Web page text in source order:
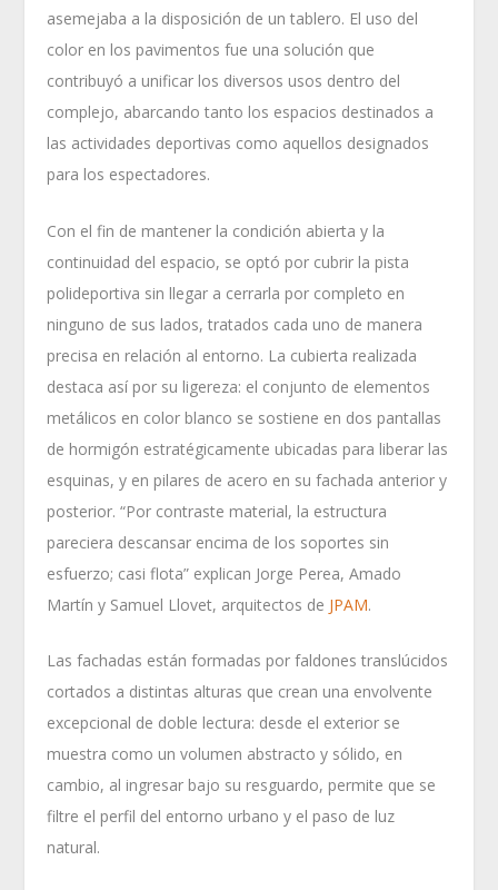
asemejaba a la disposición de un tablero. El uso del
color en los pavimentos fue una solución que
contribuyó a unificar los diversos usos dentro del
complejo, abarcando tanto los espacios destinados a
las actividades deportivas como aquellos designados
para los espectadores.
Con el fin de mantener la condición abierta y la
continuidad del espacio, se optó por cubrir la pista
polideportiva sin llegar a cerrarla por completo en
ninguno de sus lados, tratados cada uno de manera
precisa en relación al entorno. La cubierta realizada
destaca así por su ligereza: el conjunto de elementos
metálicos en color blanco se sostiene en dos pantallas
de hormigón estratégicamente ubicadas para liberar las
esquinas, y en pilares de acero en su fachada anterior y
posterior. “Por contraste material, la estructura
pareciera descansar encima de los soportes sin
esfuerzo; casi flota” explican Jorge Perea, Amado
Martín y Samuel Llovet, arquitectos de JPAM.
Las fachadas están formadas por faldones translúcidos
cortados a distintas alturas que crean una envolvente
excepcional de doble lectura: desde el exterior se
muestra como un volumen abstracto y sólido, en
cambio, al ingresar bajo su resguardo, permite que se
filtre el perfil del entorno urbano y el paso de luz
natural.